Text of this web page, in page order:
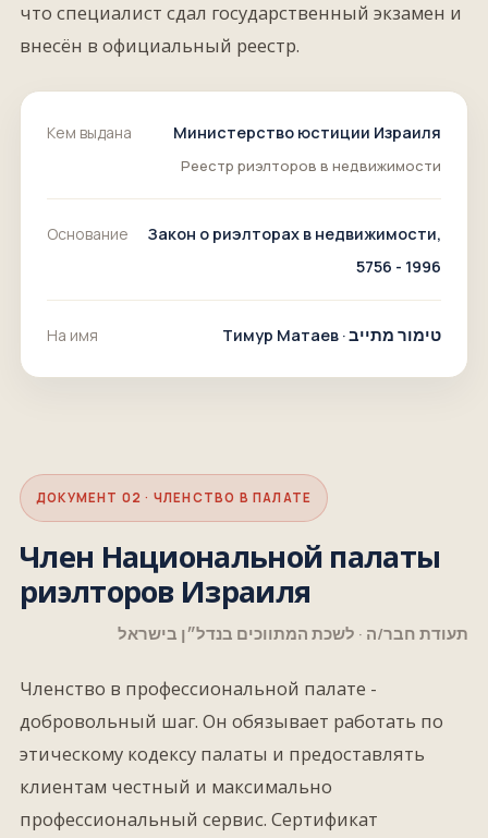
что специалист сдал государственный экзамен и
внесён в официальный реестр.
Кем выдана Министерство юстиции Израиля
Реестр риэлторов в недвижимости
Основание
Закон о риэлторах в недвижимости,
5756 - 1996
На имя Тимур Матаев ·טימור מתייב
ДОКУМЕНТ 02 · ЧЛЕНСТВО В ПАЛАТЕ
Член Национальной палаты
риэлторов Израиля
תעודת חבר/ה · לשכת המתווכים בנדל״ן בישראל
Членство в профессиональной палате -
добровольный шаг. Он обязывает работать по
этическому кодексу палаты и предоставлять
клиентам честный и максимально
профессиональный сервис. Сертификат